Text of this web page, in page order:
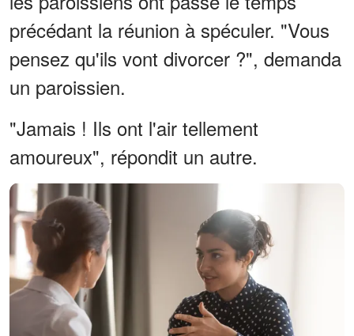
précédant la réunion à spéculer. "Vous
pensez qu'ils vont divorcer ?", demanda
un paroissien.
"Jamais ! Ils ont l'air tellement
amoureux", répondit un autre.